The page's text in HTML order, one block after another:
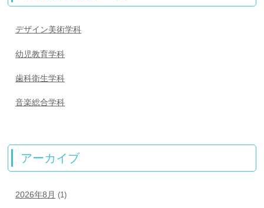
デザイン美術学科
幼児教育学科
歯科衛生学科
音楽総合学科
アーカイブ
2026年8月 (1)